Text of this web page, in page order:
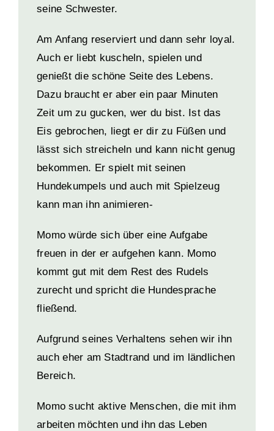
seine Schwester.
Am Anfang reserviert und dann sehr loyal.
Auch er liebt kuscheln, spielen und
genießt die schöne Seite des Lebens.
Dazu braucht er aber ein paar Minuten
Zeit um zu gucken, wer du bist. Ist das
Eis gebrochen, liegt er dir zu Füßen und
lässt sich streicheln und kann nicht genug
bekommen. Er spielt mit seinen
Hundekumpels und auch mit Spielzeug
kann man ihn animieren-
Momo würde sich über eine Aufgabe
freuen in der er aufgehen kann. Momo
kommt gut mit dem Rest des Rudels
zurecht und spricht die Hundesprache
fließend.
Aufgrund seines Verhaltens sehen wir ihn
auch eher am Stadtrand und im ländlichen
Bereich.
Momo sucht aktive Menschen, die mit ihm
arbeiten möchten und ihn das Leben